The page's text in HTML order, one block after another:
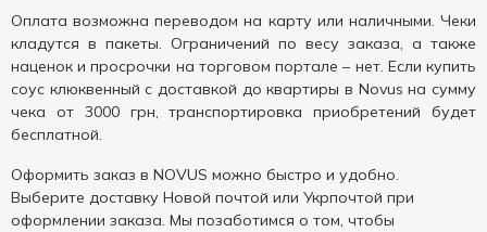
Оплата возможна переводом на карту или наличными. Чеки
кладутся в пакеты. Ограничений по весу заказа, а также
наценок и просрочки на торговом портале – нет. Если купить
соус клюквенный с доставкой до квартиры в Novus на сумму
чека от 3000 грн, транспортировка приобретений будет
бесплатной.
Оформить заказ в NOVUS можно быстро и удобно.
Выберите доставку Новой почтой или Укрпочтой при
оформлении заказа. Мы позаботимся о том, чтобы